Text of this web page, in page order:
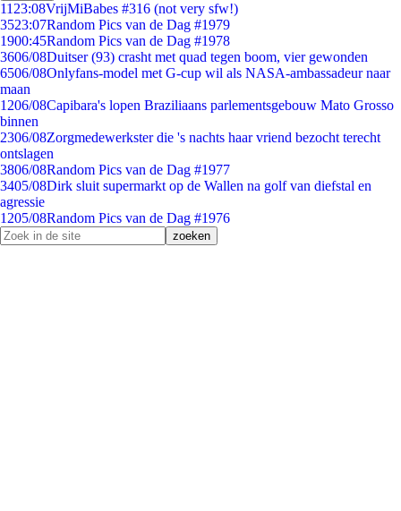
11 23:08VrijMiBabes #316 (not very sfw!)
3523:07Random Pics van de Dag #1979
1900:45Random Pics van de Dag #1978
3606/08Duitser (93) crasht met quad tegen boom, vier gewonden
6506/08Onlyfans-model met G-cup wil als NASA-ambassadeur naar
maan
1206/08Capibara's lopen Braziliaans parlementsgebouw Mato Grosso
binnen
2306/08Zorgmedewerkster die 's nachts haar vriend bezocht terecht
ontslagen
3806/08Random Pics van de Dag #1977
3405/08Dirk sluit supermarkt op de Wallen na golf van diefstal en
agressie
1205/08Random Pics van de Dag #1976